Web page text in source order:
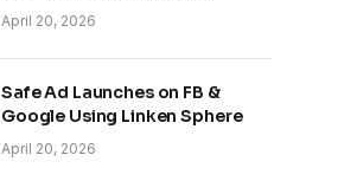
April 20, 2026
Safe Ad Launches on FB &
Google Using Linken Sphere
April 20, 2026